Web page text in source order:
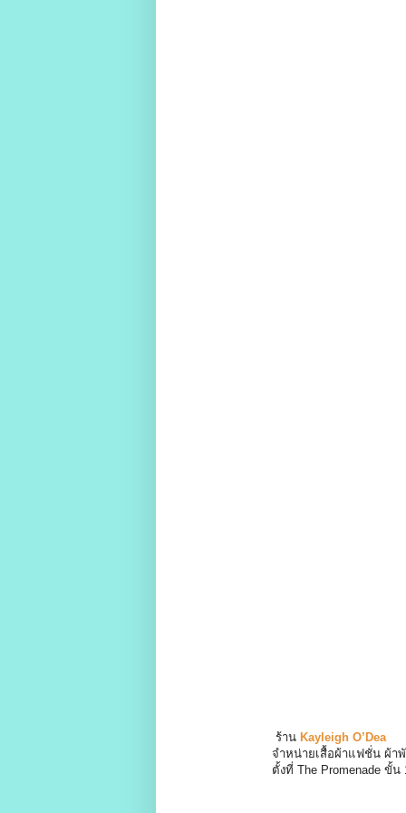
ร้าน Kayleigh O’Dea
จำหน่ายเสื้อผ้าแฟชั่น ผ้าพันคอ ก
ตั้งที่ The Promenade ขั้น 1 ห้